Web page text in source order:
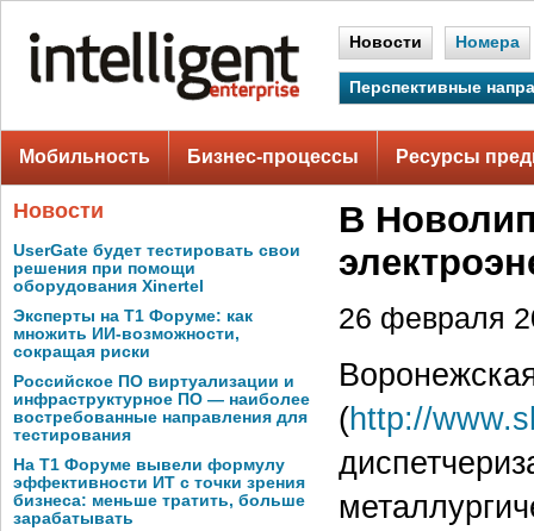
Новости Номера
Перспективные
Мобильность Бизнес-процессы Ресурсы
Новости
UserGate будет тестировать свои
решения при помощи
оборудования Xinertel
Эксперты на Т1 Форуме: как
множить ИИ-возможности,
сокращая риски
Российское ПО виртуализации и
инфраструктурное ПО — наиболее
востребованные направления для
тестирования
На Т1 Форуме вывели формулу
эффективности ИТ с точки зрения
бизнеса: меньше тратить, больше
зарабатывать
В
26 февраля
(http://